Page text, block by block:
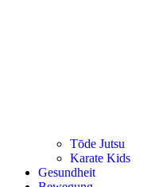
Tōde Jutsu
Kara­te Kids
Gesund­heit